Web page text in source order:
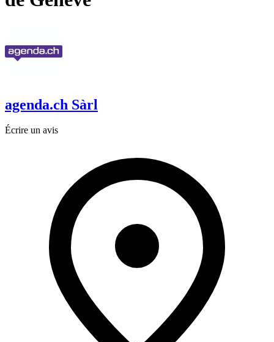
agenda.ch Sàrl
Écrire un avis